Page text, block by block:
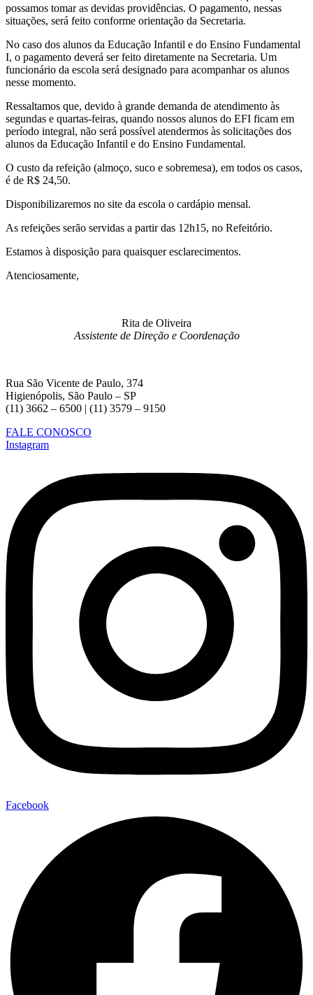
possamos tomar as devidas providências. O pagamento, nessas
situações, será feito conforme orientação da Secretaria.
No caso dos alunos da Educação Infantil e do Ensino Fundamental
I, o pagamento deverá ser feito diretamente na Secretaria. Um
funcionário da escola será designado para acompanhar os alunos
nesse momento.
Ressaltamos que, devido à grande demanda de atendimento às
segundas e quartas-feiras, quando nossos alunos do EFI ficam em
período integral, não será possível atendermos às solicitações dos
alunos da Educação Infantil e do Ensino Fundamental.
O custo da refeição (almoço, suco e sobremesa), em todos os casos,
é de R$ 24,50.
Disponibilizaremos no site da escola o cardápio mensal.
As refeições serão servidas a partir das 12h15, no Refeitório.
Estamos à disposição para quaisquer esclarecimentos.
Atenciosamente,
Rita de Oliveira
Assistente de Direção e Coordenação
Rua São Vicente de Paulo, 374
Higienópolis, São Paulo – SP
(11) 3662 – 6500 | (11) 3579 – 9150
FALE CONOSCO
Instagram
Facebook